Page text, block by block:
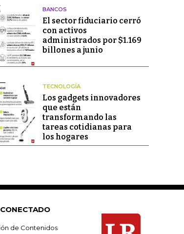
BANCOS
El sector fiduciario cerró
con activos
administrados por $1.169
billones a junio
TECNOLOGÍA
Los gadgets innovadores
que están
transformando las
tareas cotidianas para
los hogares
de Contenidos